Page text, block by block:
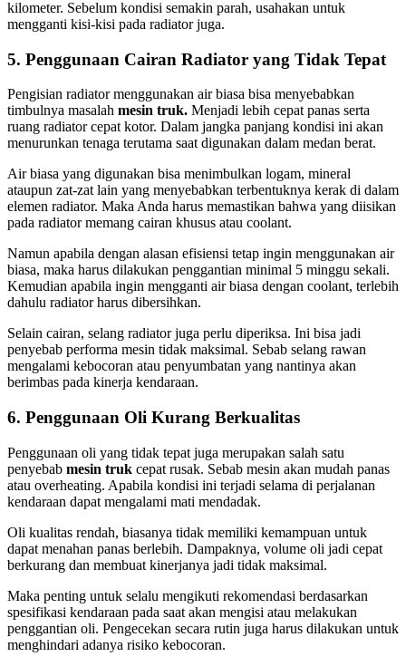
kilometer. Sebelum kondisi semakin parah, usahakan untuk
mengganti kisi-kisi pada radiator juga.
5. Penggunaan Cairan Radiator yang Tidak Tepat
Pengisian radiator menggunakan air biasa bisa menyebabkan
timbulnya masalah mesin truk. Menjadi lebih cepat panas serta
ruang radiator cepat kotor. Dalam jangka panjang kondisi ini akan
menurunkan tenaga terutama saat digunakan dalam medan berat.
Air biasa yang digunakan bisa menimbulkan logam, mineral
ataupun zat-zat lain yang menyebabkan terbentuknya kerak di dalam
elemen radiator. Maka Anda harus memastikan bahwa yang diisikan
pada radiator memang cairan khusus atau coolant.
Namun apabila dengan alasan efisiensi tetap ingin menggunakan air
biasa, maka harus dilakukan penggantian minimal 5 minggu sekali.
Kemudian apabila ingin mengganti air biasa dengan coolant, terlebih
dahulu radiator harus dibersihkan.
Selain cairan, selang radiator juga perlu diperiksa. Ini bisa jadi
penyebab performa mesin tidak maksimal. Sebab selang rawan
mengalami kebocoran atau penyumbatan yang nantinya akan
berimbas pada kinerja kendaraan.
6. Penggunaan Oli Kurang Berkualitas
Penggunaan oli yang tidak tepat juga merupakan salah satu
penyebab mesin truk cepat rusak. Sebab mesin akan mudah panas
atau overheating. Apabila kondisi ini terjadi selama di perjalanan
kendaraan dapat mengalami mati mendadak.
Oli kualitas rendah, biasanya tidak memiliki kemampuan untuk
dapat menahan panas berlebih. Dampaknya, volume oli jadi cepat
berkurang dan membuat kinerjanya jadi tidak maksimal.
Maka penting untuk selalu mengikuti rekomendasi berdasarkan
spesifikasi kendaraan pada saat akan mengisi atau melakukan
penggantian oli. Pengecekan secara rutin juga harus dilakukan untuk
menghindari adanya risiko kebocoran.